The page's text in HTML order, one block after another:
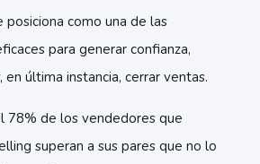
posiciona como una de las
para generar confianza,
en última instancia, cerrar ventas.
78% de los vendedores que
superan a sus pares que no lo